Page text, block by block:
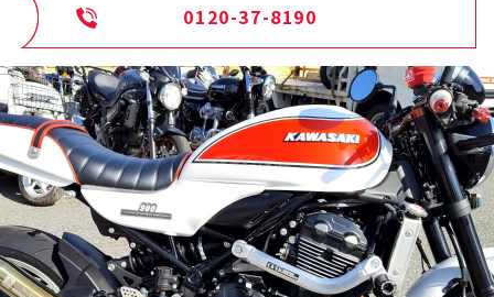
0120-37-8190